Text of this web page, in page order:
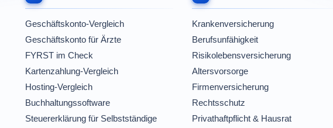
Geschäftskonto-Vergleich
Geschäftskonto für Ärzte
FYRST im Check
Kartenzahlung-Vergleich
Hosting-Vergleich
Buchhaltungssoftware
Steuererklärung für Selbstständige
Krankenversicherung
Berufsunfähigkeit
Risikolebensversicherung
Altersvorsorge
Firmenversicherung
Rechtsschutz
Privathaftpflicht & Hausrat